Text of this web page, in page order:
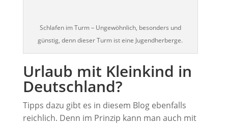
Schlafen im Turm – Ungewöhnlich, besonders und
günstig, denn dieser Turm ist eine Jugendherberge.
Urlaub mit Kleinkind in
Deutschland?
Tipps dazu gibt es in diesem Blog ebenfalls
reichlich. Denn im Prinzip kann man auch mit